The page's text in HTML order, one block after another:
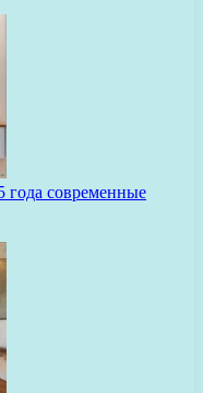
года современные